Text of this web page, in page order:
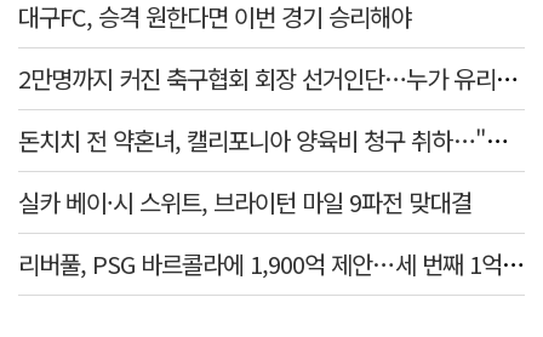
대구FC, 승격 원한다면 이번 경기 승리해야
2만명까지 커진 축구협회 회장 선거인단…누가 유리할까
돈치치 전 약혼녀, 캘리포니아 양육비 청구 취하…"합의로 해결"
실카 베이·시 스위트, 브라이턴 마일 9파전 맞대결
리버풀, PSG 바르콜라에 1,900억 제안…세 번째 1억 파운드 영입 추진